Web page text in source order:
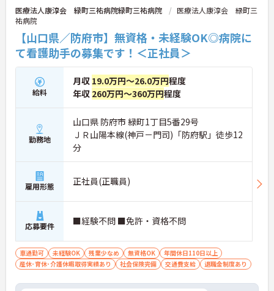
医療法人康淳会 緑町三祐病院緑町三祐病院
医療法人康淳会 緑町三
祐病院
【山口県／防府市】無資格・未経験OK◎病院に
て看護助手の募集です！＜正社員＞
給料
月収 19.0万円～26.0万円程度
年収 260万円～360万円程度
勤務地
山口県 防府市 緑町1丁目5番29号
ＪＲ山陽本線(神戸－門司)「防府駅」徒歩12
分
雇用形態 正社員(正職員)
応募要件 ■経験不問 ■免許・資格不問
車通勤可 未経験OK 残業少なめ 無資格OK
年間休日110日以上
産休･育休･介護休暇取得実績あり
社会保険完備 交通費支給 退職金制度あり